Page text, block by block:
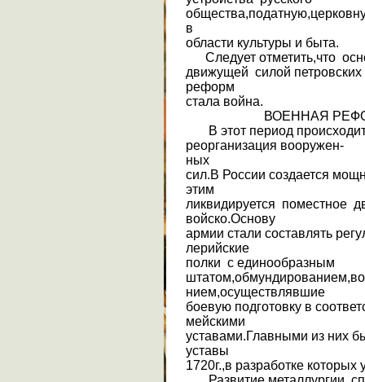
в
области культуры и быта.
Следует отметить,что
движущей силой петровских
реформ
стала война.
ВОЕННАЯ
В этот период
реорганизация вооружен-
ных
сил.В России создается
этим
ликвидируется поместное
войско.Основу
армии стали составлять
лерийские
полки с единообразным
нием,осуществлявшие
боевую подготовку в
мейскими
уставами.Главными из них
уставы
1720г.,в разработке которых